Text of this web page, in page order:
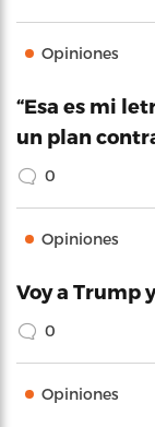
Opiniones
“Esa es mi
un plan
0
Opiniones
Voy a Trump
0
Opiniones